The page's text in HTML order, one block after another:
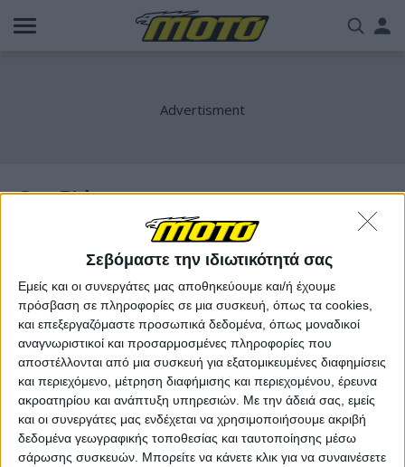
Σεβόμαστε την ιδιωτικότητά σας
Εμείς και οι συνεργάτες μας αποθηκεύουμε και/ή έχουμε
πρόσβαση σε πληροφορίες σε μια συσκευή, όπως τα cookies,
και επεξεργαζόμαστε προσωπικά δεδομένα, όπως μοναδικοί
αναγνωριστικοί και προσαρμοσμένες πληροφορίες που
αποστέλλονται από μια συσκευή για εξατομικευμένες διαφημίσεις
και περιεχόμενο, μέτρηση διαφήμισης και περιεχομένου, έρευνα
ακροατηρίου και ανάπτυξη υπηρεσιών. Με την άδειά σας, εμείς
και οι συνεργάτες μας ενδέχεται να χρησιμοποιήσουμε ακριβή
δεδομένα γεωγραφικής τοποθεσίας και ταυτοποίησης μέσω
σάρωσης συσκευών. Μπορείτε να κάνετε κλικ για να συναινέσετε
Παράκαμψη
προς
One Ride
Επικαιρότητα 11/9/2025